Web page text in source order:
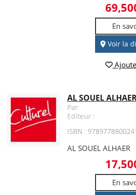
En
Voir la
AL SOUEL
Par
Editeur :
ISBN :
AL SOUEL ALHAER
En